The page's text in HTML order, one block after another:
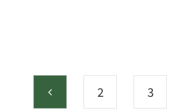
活動內容之權利，實際內容
2 3